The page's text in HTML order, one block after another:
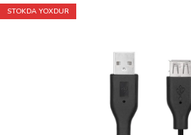
STOKDA YOXDUR